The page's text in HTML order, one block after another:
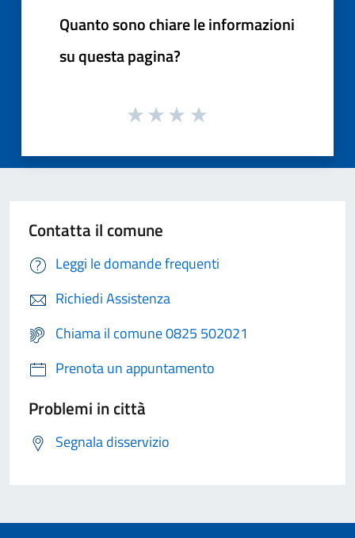
Quanto sono chiare le informazioni
su questa pagina?
Contatta il comune
Leggi le domande frequenti
Richiedi Assistenza
Chiama il comune 0825 502021
Prenota un appuntamento
Problemi in città
Segnala disservizio